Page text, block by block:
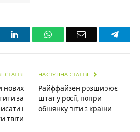
LinkedInWhatsAppEmail
СТАТТЯ
нових
за
і
твіти
НАСТУПНА СТАТТЯ
Райффайзен розширює
штат у росії, попри
обіцянку піти з країни